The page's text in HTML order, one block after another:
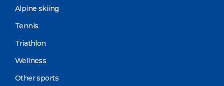
Alpine skiing
Tennis
Triathlon
Wellness
Other sports